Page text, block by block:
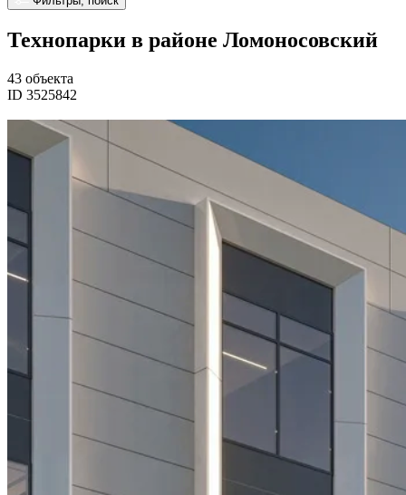
Технопарки в районе Ломоносовский
43 объекта
ID 3525842